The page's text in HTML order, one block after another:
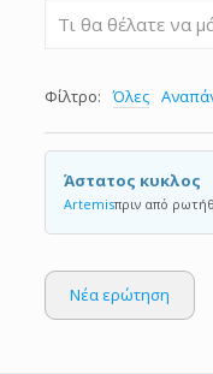
Φίλτρο: Όλες
Άστατος κυκλος
Artemisπριν από
Νέα ερώτηση